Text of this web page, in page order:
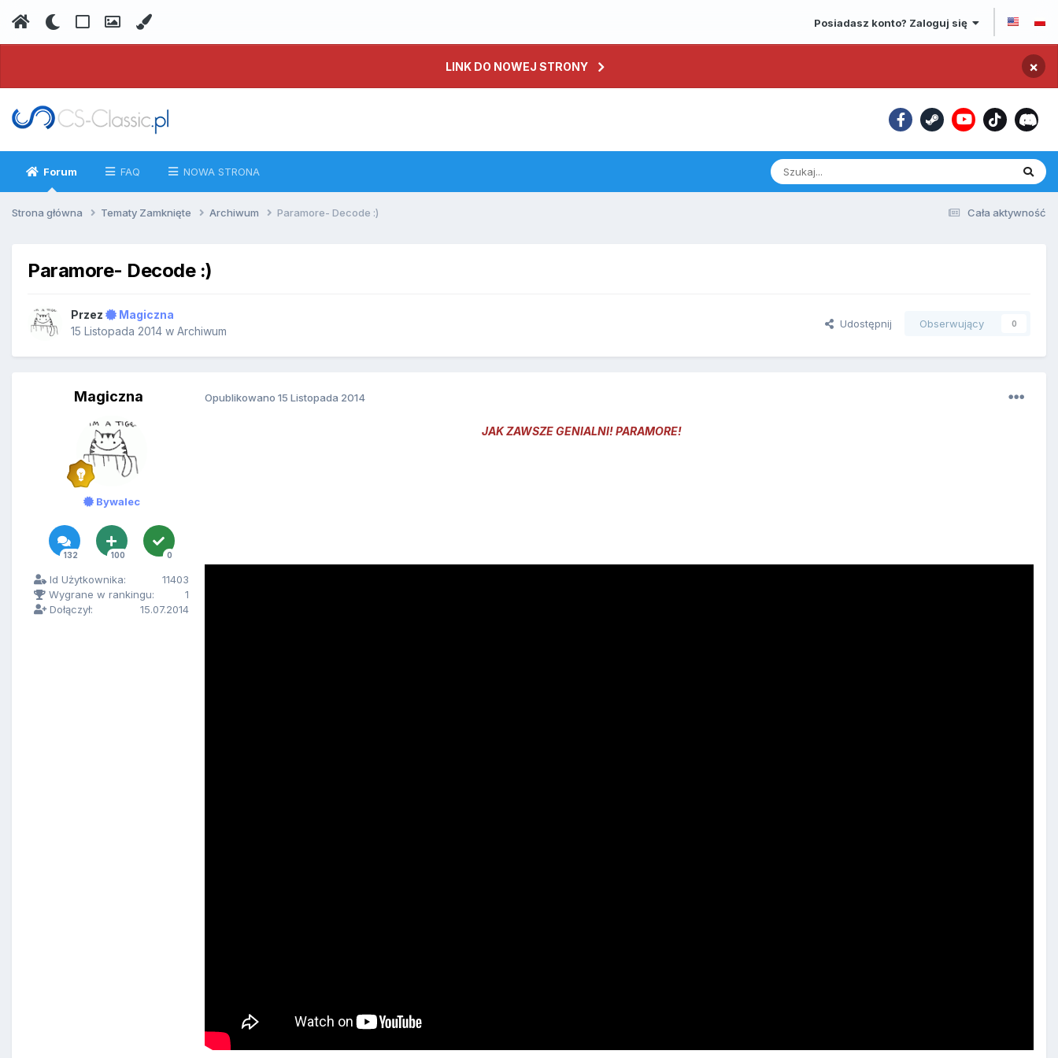
Posiadasz konto? Zaloguj się
LINK DO NOWEJ STRONY ×
Forum FAQ NOWA STRONA
Cała aktywność
Strona główna Tematy Zamknięte Archiwum Paramore- Decode :)
Paramore- Decode :)
Przez
Magiczna
15 Listopada 2014 w Archiwum
Udostępnij Obserwujący 0
Magiczna
Bywalec
132 100 0
Id Użytkownika:
11403
Wygrane w rankingu:
1
Dołączył:
15.07.2014
Opublikowano 15 Listopada 2014
JAK ZAWSZE GENIALNI! PARAMORE!